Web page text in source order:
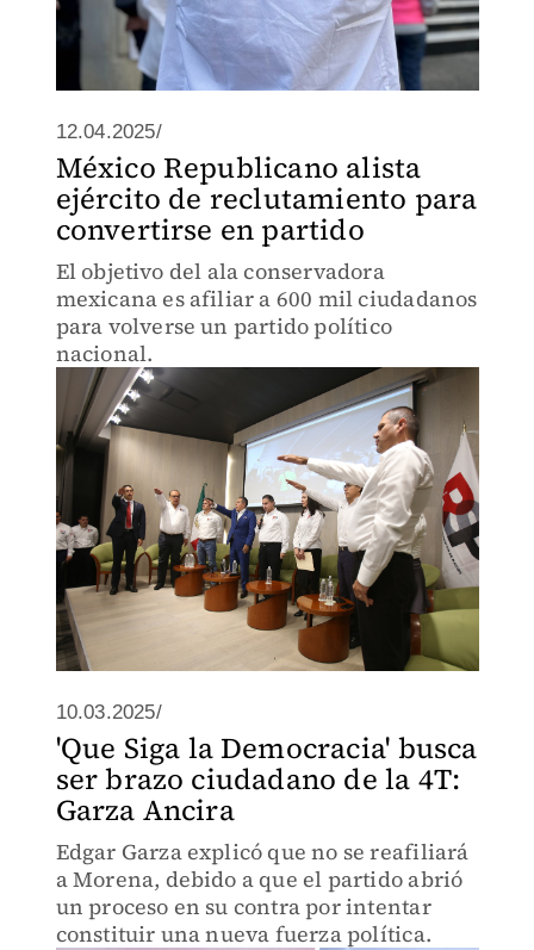
12.04.2025/
México Republicano alista
ejército de reclutamiento para
convertirse en partido
El objetivo del ala conservadora
mexicana es afiliar a 600 mil ciudadanos
para volverse un partido político
nacional.
10.03.2025/
'Que Siga la Democracia' busca
ser brazo ciudadano de la 4T:
Garza Ancira
Edgar Garza explicó que no se reafiliará
a Morena, debido a que el partido abrió
un proceso en su contra por intentar
constituir una nueva fuerza política.